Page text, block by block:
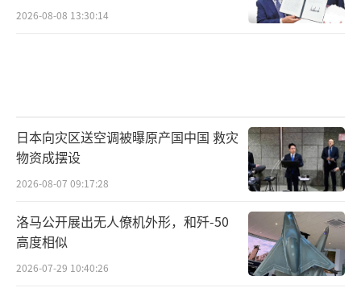
2026-08-08 13:30:14
日本向灾区送空调被曝原产国中国 救灾
物资成摆设
2026-08-07 09:17:28
洛马公开展出无人僚机外形，和歼-50
高度相似
2026-07-29 10:40:26